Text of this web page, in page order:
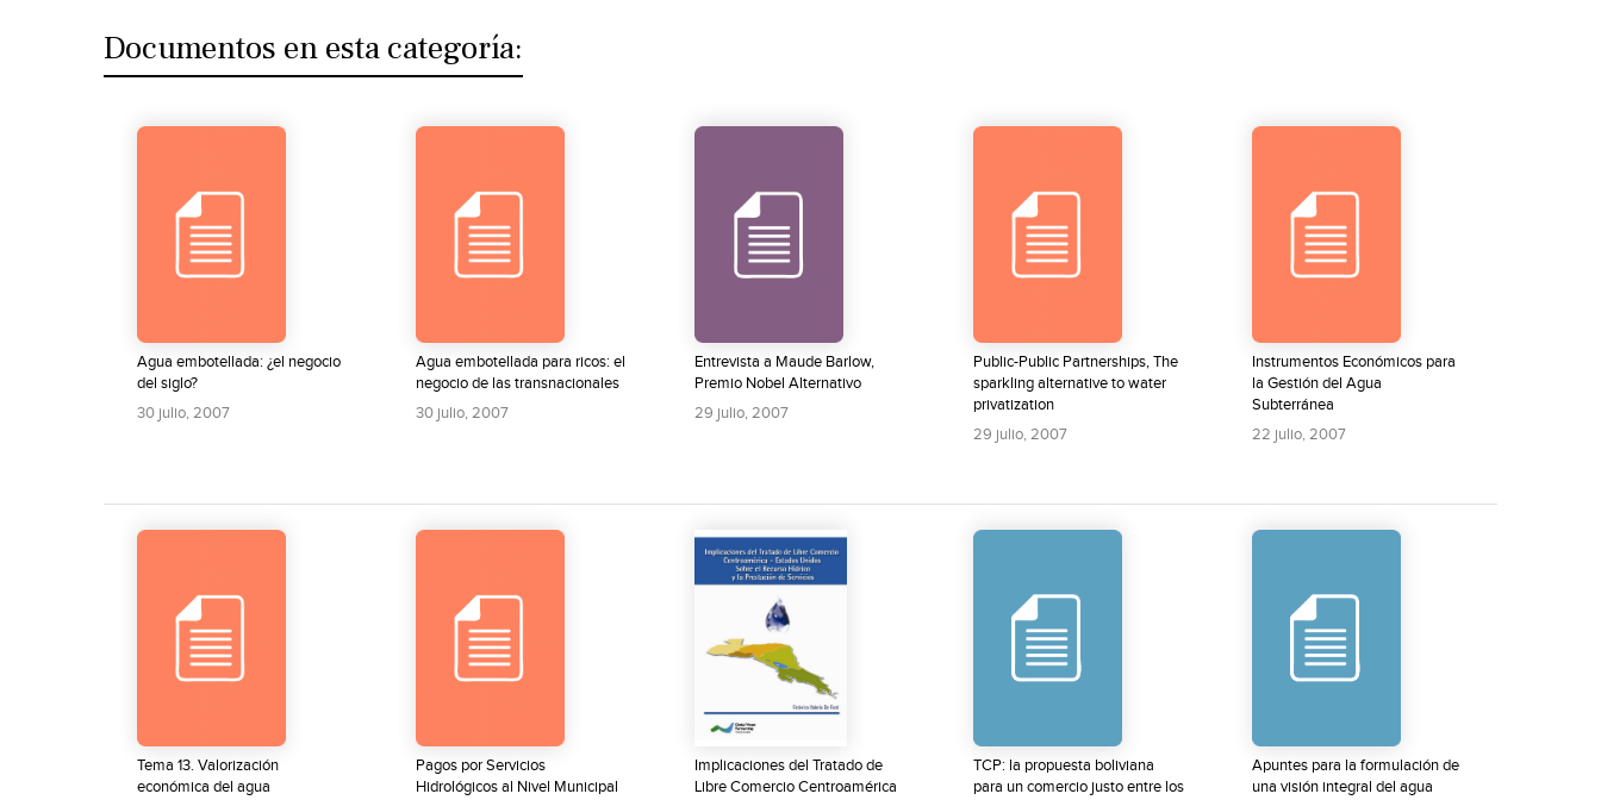
Documentos en esta categoría:
Agua embotellada: ¿el negocio
del siglo?
30 julio, 2007
Agua embotellada para ricos: el
negocio de las transnacionales
30 julio, 2007
Entrevista a Maude Barlow,
Premio Nobel Alternativo
29 julio, 2007
Public-Public Partnerships, The
sparkling alternative to water
privatization
29 julio, 2007
Instrumentos Económicos para
la Gestión del Agua
Subterránea
22 julio, 2007
Tema 13. Valorización
económica del agua
Pagos por Servicios
Hidrológicos al Nivel Municipal
Implicaciones del Tratado de
Libre Comercio Centroamérica
TCP: la propuesta boliviana
para un comercio justo entre los
Apuntes para la formulación de
una visión integral del agua